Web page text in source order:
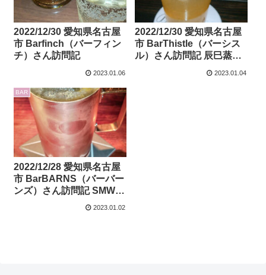
2022/12/30 愛知県名古屋
市 Barfinch（バーフィン
チ）さん訪問記
2023.01.06
2022/12/30 愛知県名古屋
市 BarThistle（バーシス
ル）さん訪問記 辰巳蒸留
2023.01.04
BAR
2022/12/28 愛知県名古屋
市 BarBARNS（バーバー
ンズ）さん訪問記 SMWS
77.39 グレンオードのレビ
2023.01.02